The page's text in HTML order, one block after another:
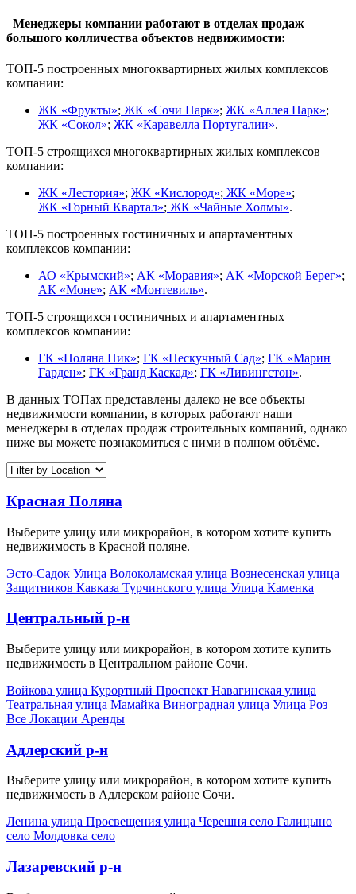
Менеджеры компании работают в отделах продаж
большого колличества объектов недвижимости:
ТОП-5 построенных многоквартирных жилых комплексов
компании:
ЖК «Фрукты»; ЖК «Сочи Парк»; ЖК «Аллея Парк»;
ЖК «Сокол»; ЖК «Каравелла Португалии».
ТОП-5 строящихся многоквартирных жилых комплексов
компании:
ЖК «Лестория»; ЖК «Кислород»; ЖК «Море»;
ЖК «Горный Квартал»; ЖК «Чайные Холмы».
ТОП-5 построенных гостиничных и апартаментных
комплексов компании:
АО «Крымский»; АК «Моравия»; АК «Морской Берег»;
АК «Моне»; АК «Монтевиль».
ТОП-5 строящихся гостиничных и апартаментных
комплексов компании:
ГК «Поляна Пик»; ГК «Нескучный Сад»; ГК «Марин
Гарден»; ГК «Гранд Каскад»; ГК «Ливингстон».
В данных ТОПах представлены далеко не все объекты
недвижимости компании, в которых работают наши
менеджеры в отделах продаж строительных компаний, однако
ниже вы можете познакомиться с ними в полном объёме.
Красная Поляна
Выберите улицу или микрорайон, в котором хотите купить
недвижимость в Красной поляне.
Эсто-Садок Улица Волоколамская улица Вознесенская улица
Защитников Кавказа Турчинского улица Улица Каменка
Центральный р-н
Выберите улицу или микрорайон, в котором хотите купить
недвижимость в Центральном районе Сочи.
Войкова улица Курортный Проспект Навагинская улица
Театральная улица Мамайка Виноградная улица Улица Роз
Все Локации Аренды
Адлерский р-н
Выберите улицу или микрорайон, в котором хотите купить
недвижимость в Адлерском районе Сочи.
Ленина улица Просвещения улица Черешня село Галицыно
село Молдовка село
Лазаревский р-н